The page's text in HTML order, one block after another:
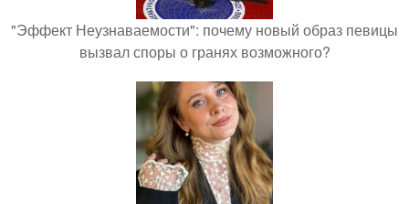
"Эффект Неузнаваемости": почему новый образ певицы
вызвал споры о гранях возможного?